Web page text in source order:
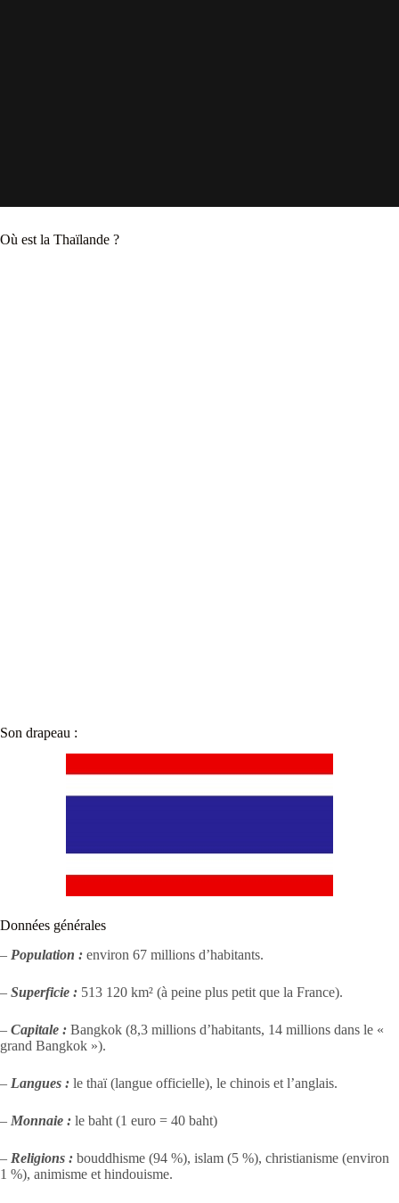
Où est la Thaïlande ?
Son drapeau :
Données générales
– Population : environ 67 millions d’habitants.
– Superficie : 513 120 km² (à peine plus petit que la France).
– Capitale : Bangkok (8,3 millions d’habitants, 14 millions dans le «
grand Bangkok »).
– Langues : le thaï (langue officielle), le chinois et l’anglais.
– Monnaie : le baht (1 euro = 40 baht)
– Religions : bouddhisme (94 %), islam (5 %), christianisme (environ
1 %), animisme et hindouisme.